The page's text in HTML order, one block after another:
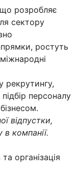
розробляє
сектору
ростуть
рекрутингу,
персоналу
відпустки,
компанії.
організація